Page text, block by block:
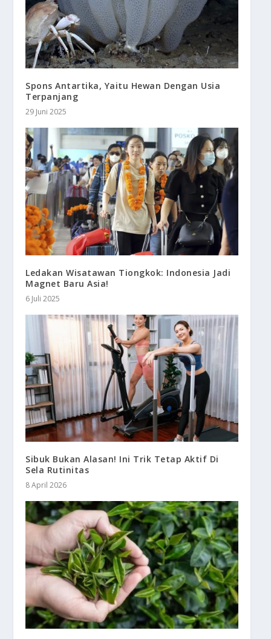
Spons Antartika, Yaitu Hewan Dengan Usia
Terpanjang
29 Juni 2025
Ledakan Wisatawan Tiongkok: Indonesia Jadi
Magnet Baru Asia!
6 Juli 2025
Sibuk Bukan Alasan! Ini Trik Tetap Aktif Di
Sela Rutinitas
8 April 2026